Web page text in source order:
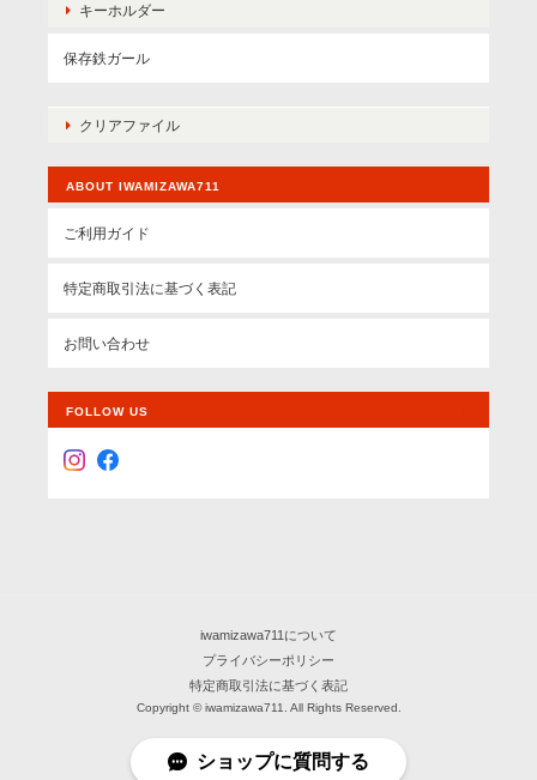
キーホルダー
保存鉄ガール
クリアファイル
ABOUT IWAMIZAWA711
ご利用ガイド
特定商取引法に基づく表記
お問い合わせ
FOLLOW US
iwamizawa711について
プライバシーポリシー
特定商取引法に基づく表記
Copyright © iwamizawa711. All Rights Reserved.
ショップに質問する